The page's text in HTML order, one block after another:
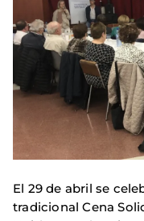
El 29 de abril se
tradicional Cena